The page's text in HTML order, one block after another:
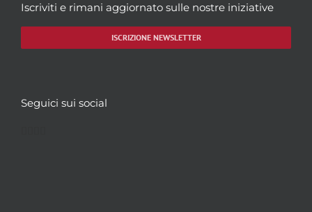
Iscriviti e rimani aggiornato sulle nostre iniziative
ISCRIZIONE NEWSLETTER
Seguici sui social